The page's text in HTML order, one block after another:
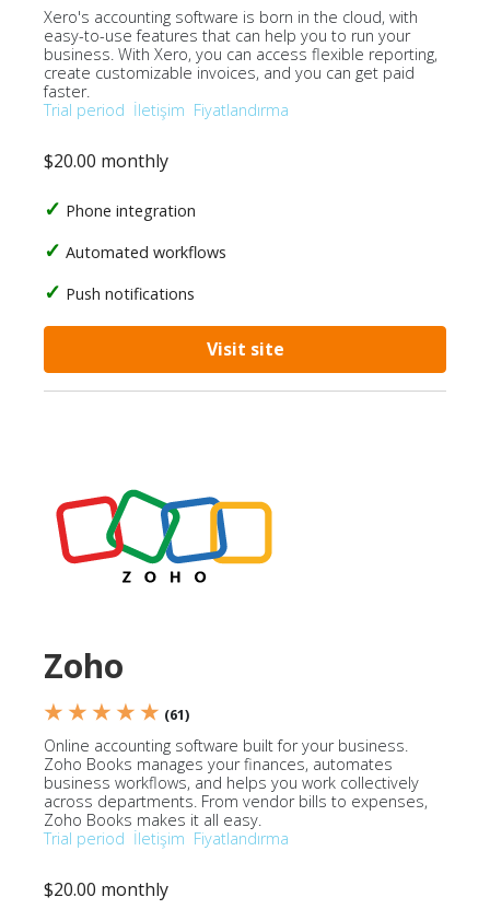
Xero's accounting software is born in the cloud, with
easy-to-use features that can help you to run your
business. With Xero, you can access flexible reporting,
create customizable invoices, and you can get paid
faster.
Trial period İletişim Fiyatlandırma
$20.00 monthly
Phone integration
Automated workflows
Push notifications
Visit site
Zoho
★ ★ ★ ★ ★ (61)
Online accounting software built for your business.
Zoho Books manages your finances, automates
business workflows, and helps you work collectively
across departments. From vendor bills to expenses,
Zoho Books makes it all easy.
Trial period İletişim Fiyatlandırma
$20.00 monthly